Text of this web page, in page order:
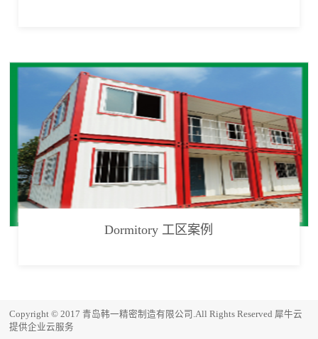
Dormitory 工区案例
Copyright © 2017 青岛韩一精密制造有限公司.All Rights Reserved 犀牛云
提供企业云服务